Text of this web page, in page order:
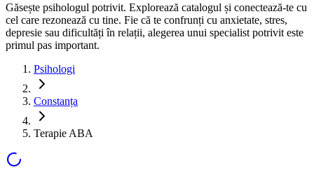
Găsește psihologul potrivit. Explorează catalogul și conectează-te cu
cel care rezonează cu tine. Fie că te confrunți cu anxietate, stres,
depresie sau dificultăți în relații, alegerea unui specialist potrivit este
primul pas important.
Psihologi
Constanța
Terapie ABA